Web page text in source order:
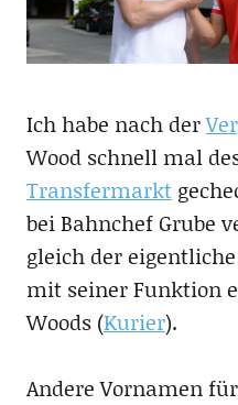
Ich habe nach der
Wood schnell mal
Transfermarkt
bei Bahnchef Grube
gleich der
mit seiner Funktion
Woods (Kurier).
Andere Vornamen